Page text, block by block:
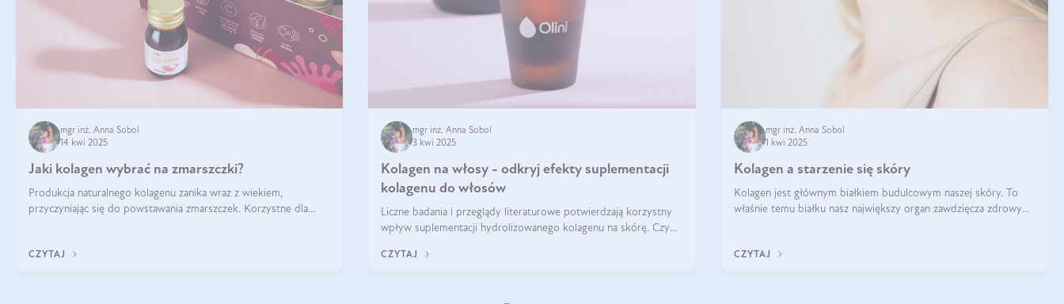
mgr inż. Anna Sobol
14 kwi 2025
Jaki kolagen wybrać na zmarszczki?
Produkcja naturalnego kolagenu zanika wraz z wiekiem,
przyczyniając się do powstawania zmarszczek. Korzystne dla
CZYTAJ
mgr inż. Anna Sobol
3 kwi 2025
Kolagen na włosy - odkryj efekty suplementacji
kolagenu do włosów
Liczne badania i przeglądy literaturowe potwierdzają korzystny
wpływ suplementacji hydrolizowanego kolagenu na skórę. Czy
CZYTAJ
mgr inż. Anna Sobol
1 kwi 2025
Kolagen a starzenie się skóry
Kolagen jest głównym białkiem budulcowym naszej skóry. To
właśnie temu białku nasz największy organ zawdzięcza zdrowy
CZYTAJ